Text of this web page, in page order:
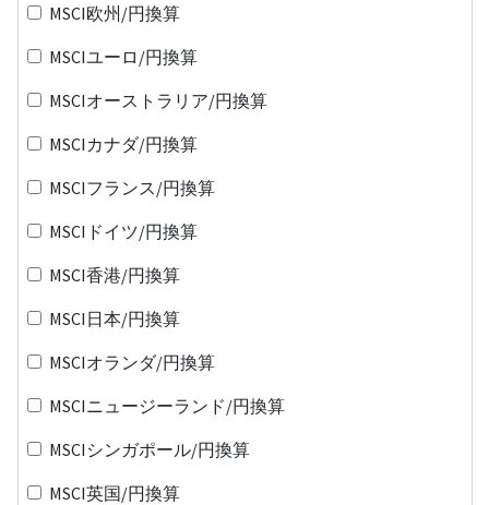
MSCI欧州/円換算
MSCIユーロ/円換算
MSCIオーストラリア/円換算
MSCIカナダ/円換算
MSCIフランス/円換算
MSCIドイツ/円換算
MSCI香港/円換算
MSCI日本/円換算
MSCIオランダ/円換算
MSCIニュージーランド/円換算
MSCIシンガポール/円換算
MSCI英国/円換算